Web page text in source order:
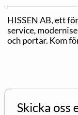
HISSEN AB, ett
service,
och portar. Kom
Skicka oss